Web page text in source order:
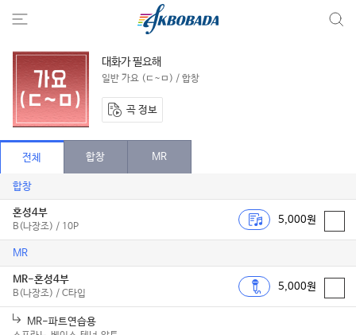
대화가 필요해
일반 가요 (ㄷ~ㅁ) / 합창
곡 정보
전체 합창 MR
합창
혼성4부
B(나장조) / 10P
5,000원
MR
MR-혼성4부
B(나장조) / C타입
5,000원
MR-파트연습용